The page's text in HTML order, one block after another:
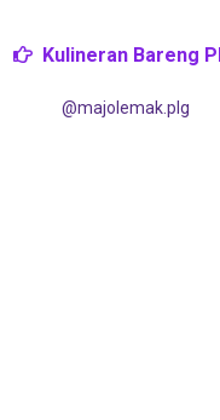
Kulineran Bareng
@majolemak.plg